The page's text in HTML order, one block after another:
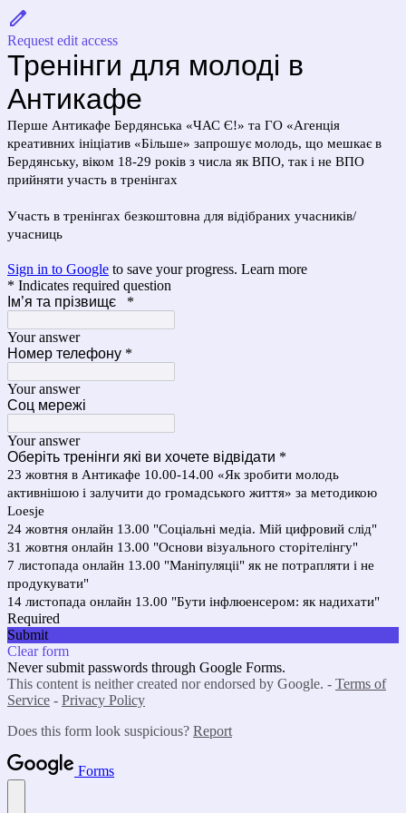
Request edit access
Тренінги для молоді в
Антикафе
Перше Антикафе Бердянська «ЧАС Є!» та ГО «Агенція
креативних ініціатив «Більше» запрошує молодь, що мешкає в
Бердянську, віком 18-29 років з числа як ВПО, так і не ВПО
прийняти участь в тренінгах
Участь в тренінгах безкоштовна для відібраних учасників/
учасниць
Sign in to Google to save your progress. Learn more
* Indicates required question
Ім’я та прізвищє
*
Your answer
Номер телефону *
Your answer
Соц мережі
Your answer
Оберіть тренінги які ви хочете відвідати *
23 жовтня в Антикафе 10.00-14.00 «Як зробити молодь
активнішою і залучити до громадського життя» за методикою
Loesje
24 жовтня онлайн 13.00 "Соціальні медіа. Мій цифровий слід"
31 жовтня онлайн 13.00 "Основи візуального сторітелінгу"
7 листопада онлайн 13.00 "Маніпуляціі" як не потрапляти і не
продукувати"
14 листопада онлайн 13.00 "Бути інфлюенсером: як надихати"
Required
Submit
Clear form
Never submit passwords through Google Forms.
This content is neither created nor endorsed by Google. - Terms of
Service - Privacy Policy
Does this form look suspicious? Report
Forms